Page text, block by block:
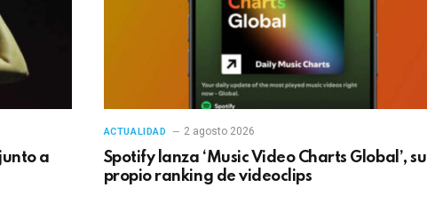
a
ACTUALIDAD 2 agosto 2026
Spotify lanza ‘Music Video Charts Global’, su
propio ranking de videoclips